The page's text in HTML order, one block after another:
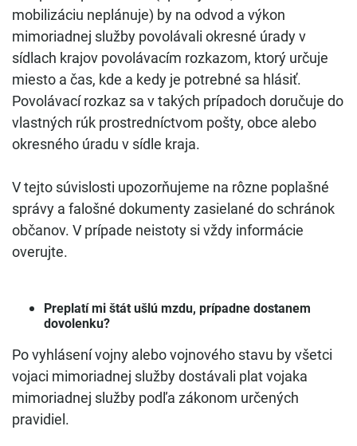
mobilizáciu neplánuje) by na odvod a výkon
mimoriadnej služby povolávali okresné úrady v
sídlach krajov povolávacím rozkazom, ktorý určuje
miesto a čas, kde a kedy je potrebné sa hlásiť.
Povolávací rozkaz sa v takých prípadoch doručuje do
vlastných rúk prostredníctvom pošty, obce alebo
okresného úradu v sídle kraja.
V tejto súvislosti upozorňujeme na rôzne poplašné
správy a falošné dokumenty zasielané do schránok
občanov. V prípade neistoty si vždy informácie
overujte.
Preplatí mi štát ušlú mzdu, prípadne dostanem
dovolenku?
Po vyhlásení vojny alebo vojnového stavu by všetci
vojaci mimoriadnej služby dostávali plat vojaka
mimoriadnej služby podľa zákonom určených
pravidiel.